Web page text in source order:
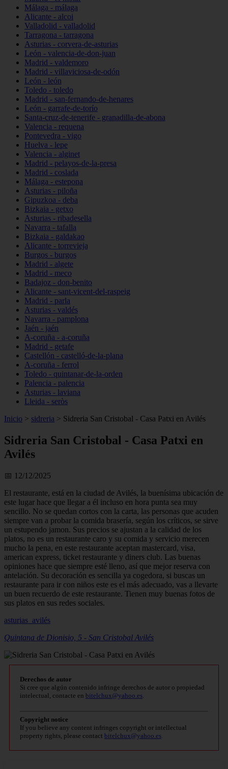
Málaga - málaga
Alicante - alcoi
Valladolid - valladolid
Tarragona - tarragona
Asturias - corvera-de-asturias
León - valencia-de-don-juan
Madrid - valdemoro
Madrid - villaviciosa-de-odón
León - león
Toledo - toledo
Madrid - san-fernando-de-henares
León - garrafe-de-torío
Santa-cruz-de-tenerife - granadilla-de-abona
Valencia - requena
Pontevedra - vigo
Huelva - lepe
Valencia - alginet
Madrid - pelayos-de-la-presa
Madrid - coslada
Málaga - estepona
Asturias - piloña
Gipuzkoa - deba
Bizkaia - getxo
Asturias - ribadesella
Navarra - tafalla
Bizkaia - galdakao
Alicante - torrevieja
Burgos - burgos
Madrid - algete
Madrid - meco
Badajoz - don-benito
Alicante - sant-vicent-del-raspeig
Madrid - parla
Asturias - valdés
Navarra - pamplona
Jaén - jaén
A-coruña - a-coruña
Madrid - getafe
Castellón - castelló-de-la-plana
A-coruña - ferrol
Toledo - quintanar-de-la-orden
Palencia - palencia
Asturias - laviana
Lleida - seròs
Inicio > sidreria > Sidreria San Cristobal - Casa Patxi en Avilés
Sidreria San Cristobal - Casa Patxi en
Avilés
📅 12/12/2025
El restaurante, está en la ciudad de Avilés, la buenísima ubicación de
este lugar hace que llegar a él incluso en hora punta sea muy
sencillo. No se quedan cortos con la carta, las personas que acuden
siempre van a probar la comida brasería, según los críticos, se sirve
un estupendo jamon. Sus precios se ajustan a la calidad de los
platos, no es un restaurante caro y su comida y servicio merecen
mucho la pena, en este restaurante aceptan mastercard, visa,
american express, ticket restaurante y diners club. Las buenas
opiniones hace que siempre esté lleno, así que mejor reserva con
antelación. Su decoración es sencilla ya cogedora, si buscas un
restaurante para ir con niños este es el más adecuado, vas a llevarte
un buen recuerdo de este restaurante. Tienen muy buenas fotos de
sus platos en sus redes sociales.
asturias_avilés
Quintana de Dionisio, 5 - San Cristobal Avilés
Derechos de autor
Si cree que algún contenido infringe derechos de autor o propiedad
intelectual, contacte en bitelchux@yahoo.es
Copyright notice
If you believe any content infringes copyright or intellectual
property rights, please contact bitelchux@yahoo.es